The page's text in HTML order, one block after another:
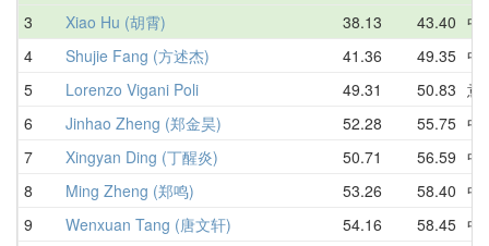
3
Xiao Hu (胡霄) 38.13 43.40 中
4
Shujie Fang (方述杰) 41.36 49.35 中
5
Lorenzo Vigani Poli 49.31 50.83 意
6
Jinhao Zheng (郑金昊) 52.28 55.75 中
7
Xingyan Ding (丁醒炎) 50.71 56.59 中
8
Ming Zheng (郑鸣) 53.26 58.40 中
9
Wenxuan Tang (唐文轩) 54.16 58.45 中